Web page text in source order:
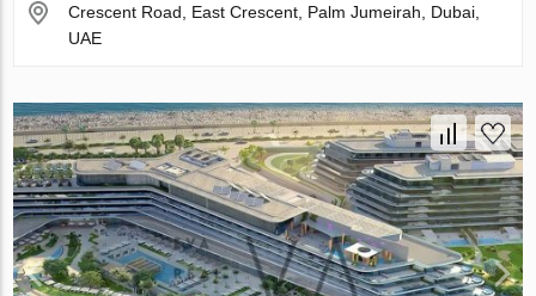
Crescent Road, East Crescent, Palm Jumeirah, Dubai,
UAE